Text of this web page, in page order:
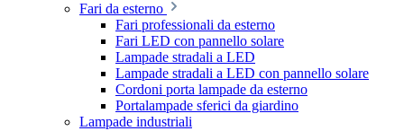
Fari da esterno
Fari professionali da esterno
Fari LED con pannello solare
Lampade stradali a LED
Lampade stradali a LED con pannello solare
Cordoni porta lampade da esterno
Portalampade sferici da giardino
Lampade industriali